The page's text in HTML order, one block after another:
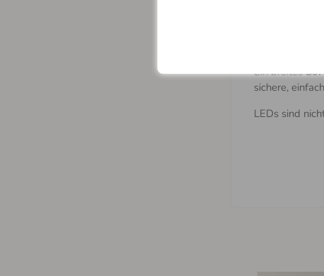
Ein breites
sichere,
LEDs sind